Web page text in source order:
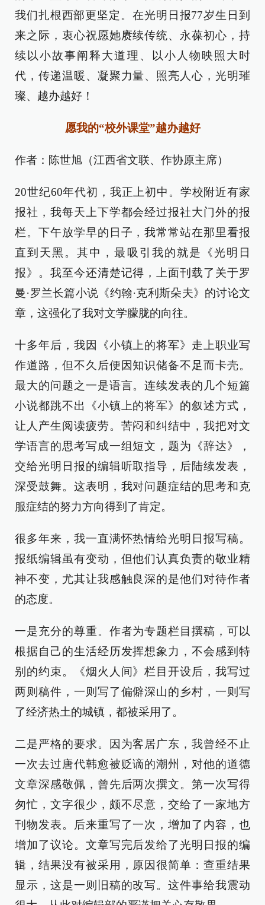
我们扎根西部更坚定。在光明日报77岁生日到
来之际，衷心祝愿她赓续传统、永葆初心，持
续以小故事阐释大道理、以小人物映照大时
代，传递温暖、凝聚力量、照亮人心，光明璀
璨、越办越好！
愿我的“校外课堂”越办越好
作者：陈世旭（江西省文联、作协原主席）
20世纪60年代初，我正上初中。学校附近有家
报社，我每天上下学都会经过报社大门外的报
栏。下午放学早的日子，我常常站在那里看报
直到天黑。其中，最吸引我的就是《光明日
报》。我至今还清楚记得，上面刊载了关于罗
曼·罗兰长篇小说《约翰·克利斯朵夫》的讨论文
章，这强化了我对文学朦胧的向往。
十多年后，我因《小镇上的将军》走上职业写
作道路，但不久后便因知识储备不足而卡壳。
最大的问题之一是语言。连续发表的几个短篇
小说都跳不出《小镇上的将军》的叙述方式，
让人产生阅读疲劳。苦闷和纠结中，我把对文
学语言的思考写成一组短文，题为《辞达》，
交给光明日报的编辑听取指导，后陆续发表，
深受鼓舞。这表明，我对问题症结的思考和克
服症结的努力方向得到了肯定。
很多年来，我一直满怀热情给光明日报写稿。
报纸编辑虽有变动，但他们认真负责的敬业精
神不变，尤其让我感触良深的是他们对待作者
的态度。
一是充分的尊重。作者为专题栏目撰稿，可以
根据自己的生活经历发挥想象力，不会感到特
别的约束。《烟火人间》栏目开设后，我写过
两则稿件，一则写了偏僻深山的乡村，一则写
了经济热土的城镇，都被采用了。
二是严格的要求。因为客居广东，我曾经不止
一次去过唐代韩愈被贬谪的潮州，对他的道德
文章深感敬佩，曾先后两次撰文。第一次写得
匆忙，文字很少，颇不尽意，交给了一家地方
刊物发表。后来重写了一次，增加了内容，也
增加了议论。文章写完后发给了光明日报的编
辑，结果没有被采用，原因很简单：查重结果
显示，这是一则旧稿的改写。这件事给我震动